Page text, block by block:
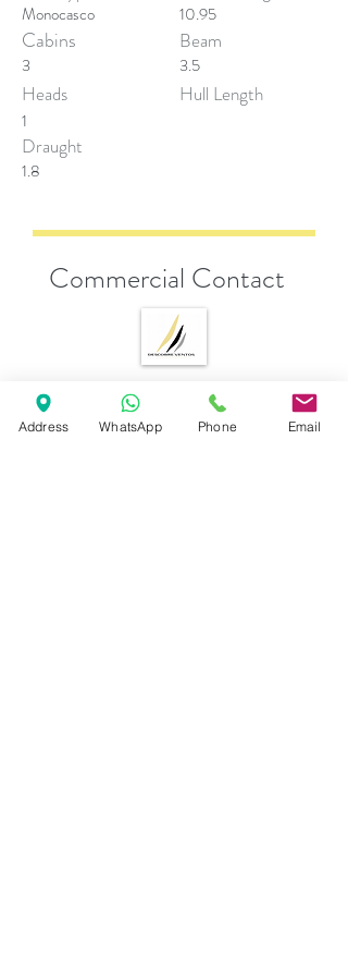
Monocasco
Cabins
3
Heads
1
Draught
10.95
Beam
3.5
Hull Length
1.8
Commercial Contact
Andrea Esposito
sales@descobreventos.pt
Address WhatsApp Phone Email